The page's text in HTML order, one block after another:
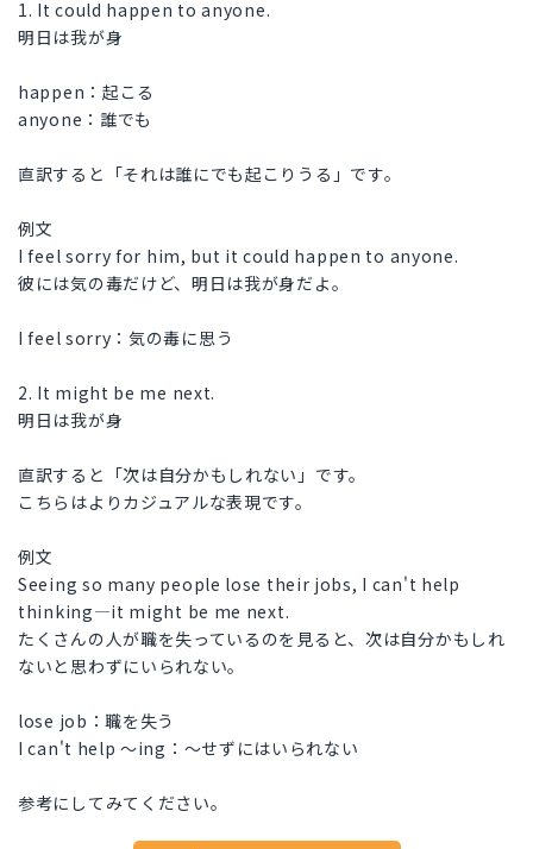
1. It could happen to anyone.
明日は我が身
happen：起こる
anyone：誰でも
直訳すると「それは誰にでも起こりうる」です。
例文
I feel sorry for him, but it could happen to anyone.
彼には気の毒だけど、明日は我が身だよ。
I feel sorry：気の毒に思う
2. It might be me next.
明日は我が身
直訳すると「次は自分かもしれない」です。
こちらはよりカジュアルな表現です。
例文
Seeing so many people lose their jobs, I can't help
thinking—it might be me next.
たくさんの人が職を失っているのを見ると、次は自分かもしれ
ないと思わずにいられない。
lose job：職を失う
I can't help ～ing：～せずにはいられない
参考にしてみてください。